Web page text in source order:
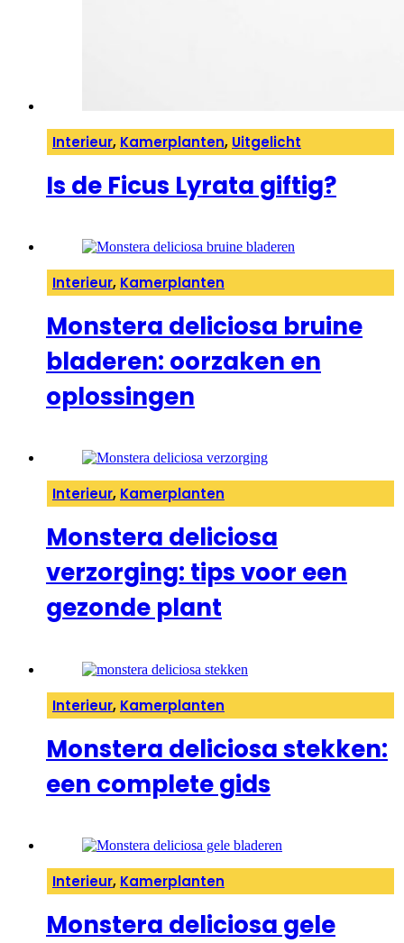
Interieur, Kamerplanten, Uitgelicht
Is de Ficus Lyrata giftig?
Interieur, Kamerplanten
Monstera deliciosa bruine
bladeren: oorzaken en
oplossingen
Interieur, Kamerplanten
Monstera deliciosa
verzorging: tips voor een
gezonde plant
Interieur, Kamerplanten
Monstera deliciosa stekken:
een complete gids
Interieur, Kamerplanten
Monstera deliciosa gele